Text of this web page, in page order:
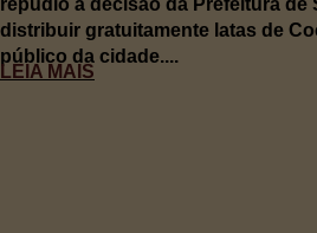
distribuir gratuitamente latas de
público da cidade....
LEIA MAIS